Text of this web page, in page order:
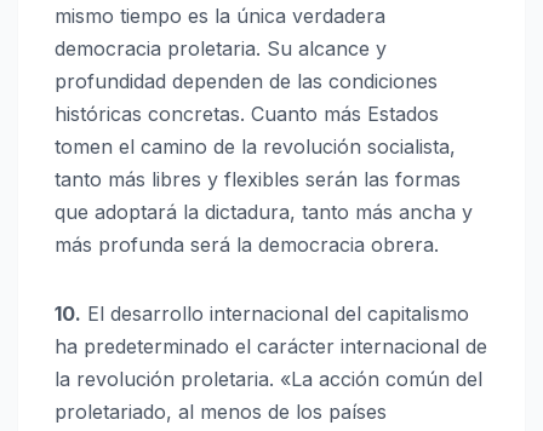
mismo tiempo es la única verdadera
democracia proletaria. Su alcance y
profundidad dependen de las condiciones
históricas concretas. Cuanto más Estados
tomen el camino de la revolución socialista,
tanto más libres y flexibles serán las formas
que adoptará la dictadura, tanto más ancha y
más profunda será la democracia obrera.
10. El desarrollo internacional del capitalismo
ha predeterminado el carácter internacional de
la revolución proletaria. «La acción común del
proletariado, al menos de los países